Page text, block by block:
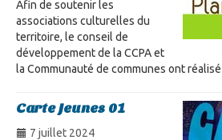
Afin de soutenir les
associations culturelles du
territoire, le conseil de
développement de la CCPA et
la Communauté de communes ont
Carte Jeunes 01
7 juillet 2024